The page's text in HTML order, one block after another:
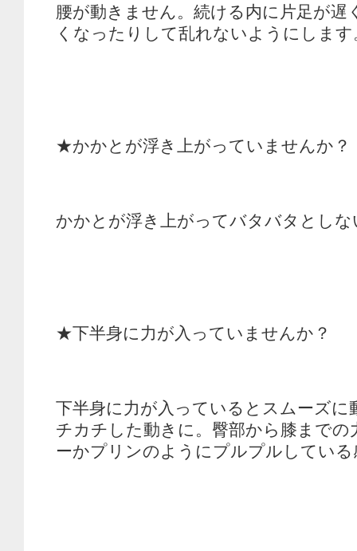
腰が動きません。続ける内に片足が遅
くなったりして乱れないようにします
★かかとが浮き上がっていませんか？
かかとが浮き上がってバタバタとし
★下半身に力が入っていませんか？
下半身に力が入っているとスムーズに
チカチした動きに。臀部から膝までの
ーかプリンのようにプルプルしている